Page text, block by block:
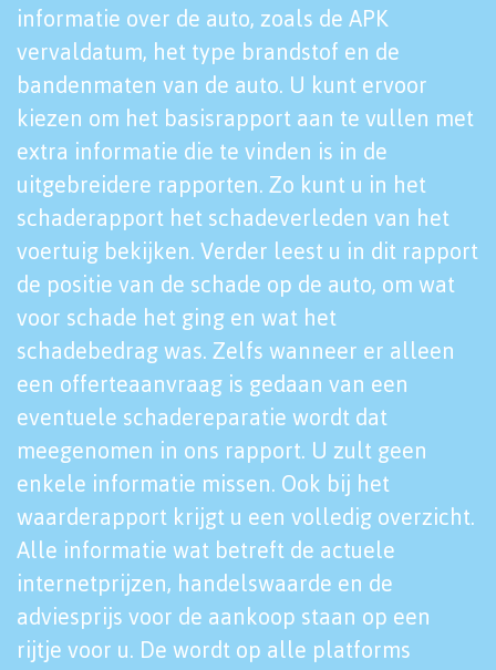
informatie over de auto, zoals de APK
vervaldatum, het type brandstof en de
bandenmaten van de auto. U kunt ervoor
kiezen om het basisrapport aan te vullen met
extra informatie die te vinden is in de
uitgebreidere rapporten. Zo kunt u in het
schaderapport het schadeverleden van het
voertuig bekijken. Verder leest u in dit rapport
de positie van de schade op de auto, om wat
voor schade het ging en wat het
schadebedrag was. Zelfs wanneer er alleen
een offerteaanvraag is gedaan van een
eventuele schadereparatie wordt dat
meegenomen in ons rapport. U zult geen
enkele informatie missen. Ook bij het
waarderapport krijgt u een volledig overzicht.
Alle informatie wat betreft de actuele
internetprijzen, handelswaarde en de
adviesprijs voor de aankoop staan op een
rijtje voor u. De wordt op alle platforms